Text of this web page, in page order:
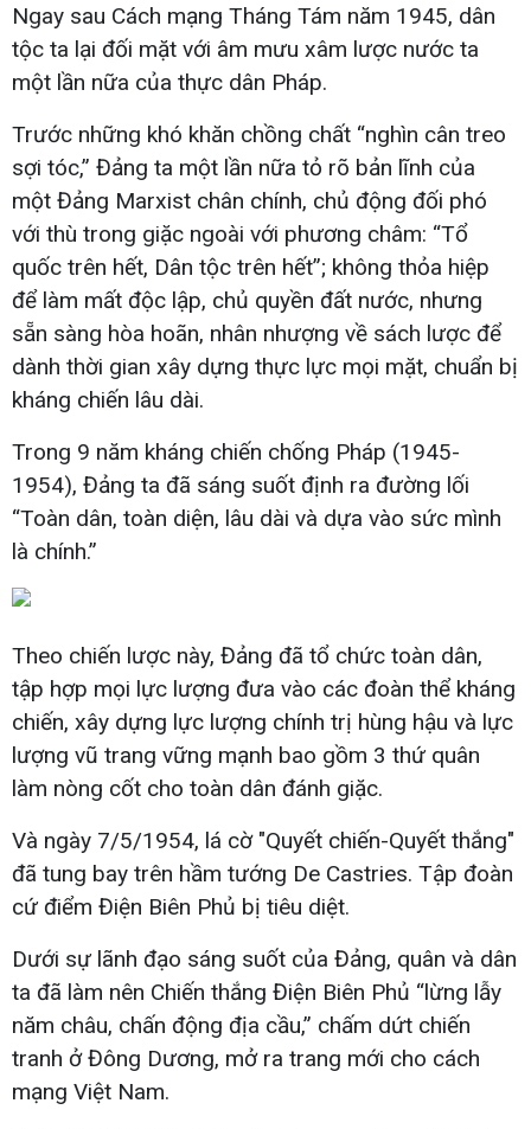
Ngay sau Cách mạng Tháng Tám năm 1945, dân
tộc ta lại đối mặt với âm mưu xâm lược nước ta
một lần nữa của thực dân Pháp.
Trước những khó khăn chồng chất “nghìn cân treo
sợi tóc,” Đảng ta một lần nữa tỏ rõ bản lĩnh của
một Đảng Marxist chân chính, chủ động đối phó
với thù trong giặc ngoài với phương châm: “Tổ
quốc trên hết, Dân tộc trên hết”; không thỏa hiệp
để làm mất độc lập, chủ quyền đất nước, nhưng
sẵn sàng hòa hoãn, nhân nhượng về sách lược để
dành thời gian xây dựng thực lực mọi mặt, chuẩn bị
kháng chiến lâu dài.
Trong 9 năm kháng chiến chống Pháp (1945-
1954), Đảng ta đã sáng suốt định ra đường lối
“Toàn dân, toàn diện, lâu dài và dựa vào sức mình
là chính.”
Theo chiến lược này, Đảng đã tổ chức toàn dân,
tập hợp mọi lực lượng đưa vào các đoàn thể kháng
chiến, xây dựng lực lượng chính trị hùng hậu và lực
lượng vũ trang vững mạnh bao gồm 3 thứ quân
làm nòng cốt cho toàn dân đánh giặc.
Và ngày 7/5/1954, lá cờ "Quyết chiến-Quyết thắng"
đã tung bay trên hầm tướng De Castries. Tập đoàn
cứ điểm Điện Biên Phủ bị tiêu diệt.
Dưới sự lãnh đạo sáng suốt của Đảng, quân và dân
ta đã làm nên Chiến thắng Điện Biên Phủ “lừng lẫy
năm châu, chấn động địa cầu,” chấm dứt chiến
tranh ở Đông Dương, mở ra trang mới cho cách
mạng Việt Nam.